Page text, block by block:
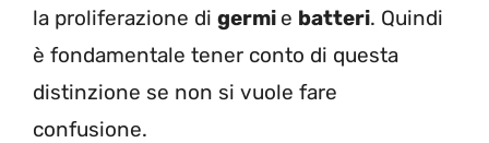
la proliferazione di germi e batteri. Quindi
è fondamentale tener conto di questa
distinzione se non si vuole fare
confusione.